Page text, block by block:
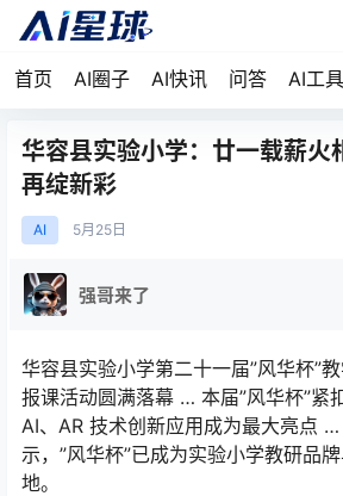
首页 AI圈子 AI快讯 问答 AI工
华容县实验小学：廿一载薪火
再绽新彩
AI 5月 25日
强哥来了
华容县实验小学第二十一届”风华杯”
报课活动圆满落幕 … 本届”风华杯”紧
AI、AR 技术创新应用成为最大亮点
示，”风华杯”已成为实验小学教研品
地。